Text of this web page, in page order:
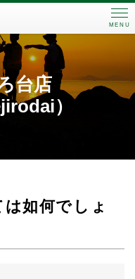
MENU
台店
）
如何でしょ